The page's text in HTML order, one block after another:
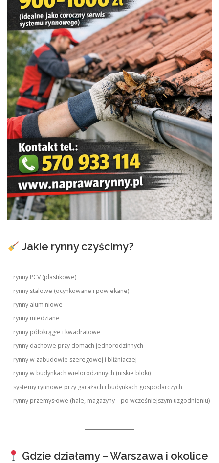
Jakie rynny czyścimy?
rynny PCV (plastikowe)
rynny stalowe (ocynkowane i powlekane)
rynny aluminiowe
rynny miedziane
rynny półokrągłe i kwadratowe
rynny dachowe przy domach jednorodzinnych
rynny w zabudowie szeregowej i bliźniaczej
rynny w budynkach wielorodzinnych (niskie bloki)
systemy rynnowe przy garażach i budynkach gospodarczych
rynny przemysłowe (hale, magazyny – po wcześniejszym uzgodnieniu)
Gdzie działamy – Warszawa i okolice